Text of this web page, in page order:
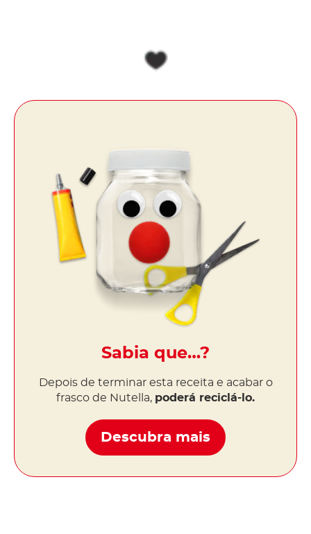
Sabia que…?
Depois de terminar esta receita e acabar o
frasco de Nutella, poderá reciclá-lo.
Descubra mais